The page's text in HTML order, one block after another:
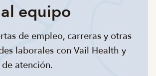
equipo
de empleo, carreras y otras
laborales con Vail Health y
atención.